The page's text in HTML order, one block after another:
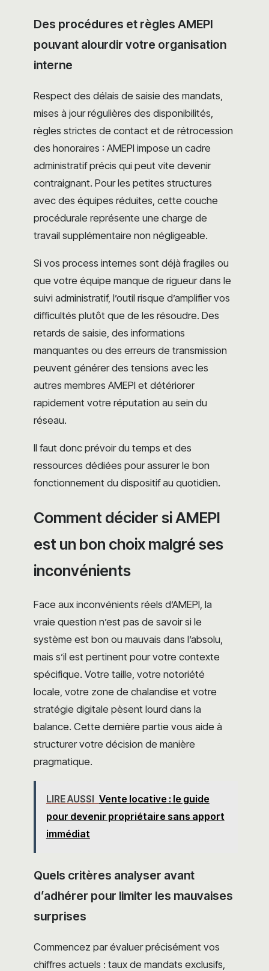
Des procédures et règles AMEPI
pouvant alourdir votre organisation
interne
Respect des délais de saisie des mandats,
mises à jour régulières des disponibilités,
règles strictes de contact et de rétrocession
des honoraires : AMEPI impose un cadre
administratif précis qui peut vite devenir
contraignant. Pour les petites structures
avec des équipes réduites, cette couche
procédurale représente une charge de
travail supplémentaire non négligeable.
Si vos process internes sont déjà fragiles ou
que votre équipe manque de rigueur dans le
suivi administratif, l’outil risque d’amplifier vos
difficultés plutôt que de les résoudre. Des
retards de saisie, des informations
manquantes ou des erreurs de transmission
peuvent générer des tensions avec les
autres membres AMEPI et détériorer
rapidement votre réputation au sein du
réseau.
Il faut donc prévoir du temps et des
ressources dédiées pour assurer le bon
fonctionnement du dispositif au quotidien.
Comment décider si AMEPI
est un bon choix malgré ses
inconvénients
Face aux inconvénients réels d’AMEPI, la
vraie question n’est pas de savoir si le
système est bon ou mauvais dans l’absolu,
mais s’il est pertinent pour votre contexte
spécifique. Votre taille, votre notoriété
locale, votre zone de chalandise et votre
stratégie digitale pèsent lourd dans la
balance. Cette dernière partie vous aide à
structurer votre décision de manière
pragmatique.
LIRE AUSSI Vente locative : le guide
pour devenir propriétaire sans apport
immédiat
Quels critères analyser avant
d’adhérer pour limiter les mauvaises
surprises
Commencez par évaluer précisément vos
chiffres actuels : taux de mandats exclusifs,